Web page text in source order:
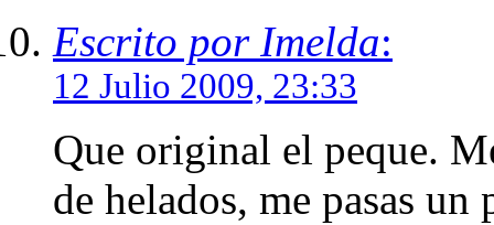
Escrito por Imelda:
12 Julio 2009, 23:33
Que original el peque.
de helados, me pasas un